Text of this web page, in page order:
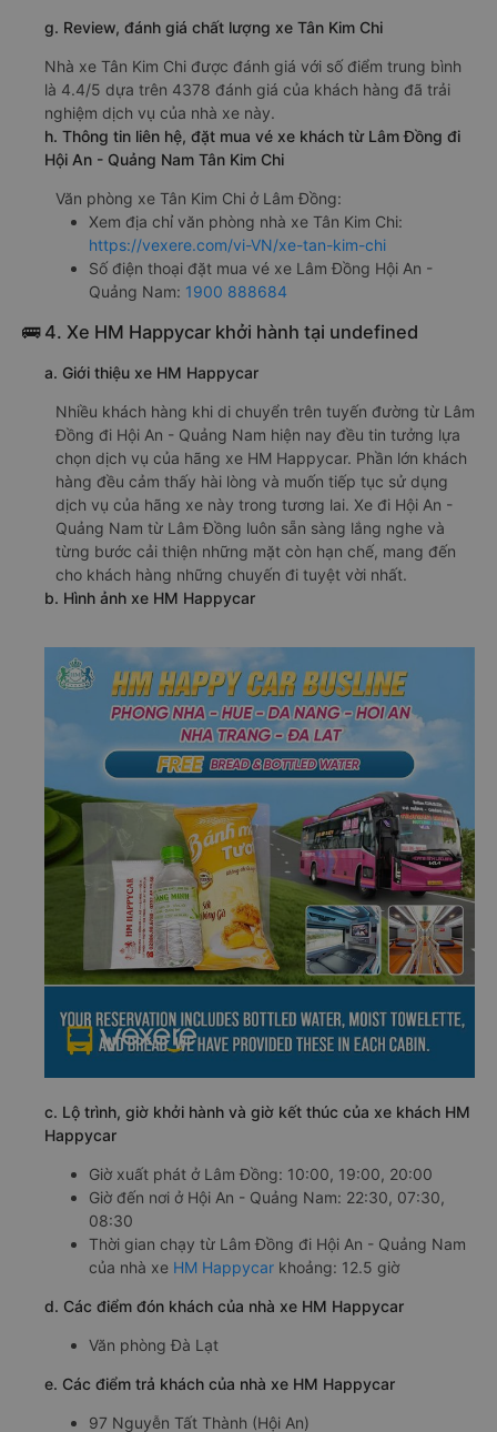
g. Review, đánh giá chất lượng xe Tân Kim Chi
Nhà xe Tân Kim Chi được đánh giá với số điểm trung bình
là 4.4/5 dựa trên 4378 đánh giá của khách hàng đã trải
nghiệm dịch vụ của nhà xe này.
h. Thông tin liên hệ, đặt mua vé xe khách từ Lâm Đồng đi
Hội An - Quảng Nam Tân Kim Chi
Văn phòng xe Tân Kim Chi ở Lâm Đồng:
Xem địa chỉ văn phòng nhà xe Tân Kim Chi:
https://vexere.com/vi-VN/xe-tan-kim-chi
Số điện thoại đặt mua vé xe Lâm Đồng Hội An -
Quảng Nam: 1900 888684
🚌 4. Xe HM Happycar khởi hành tại undefined
a. Giới thiệu xe HM Happycar
Nhiều khách hàng khi di chuyển trên tuyến đường từ Lâm
Đồng đi Hội An - Quảng Nam hiện nay đều tin tưởng lựa
chọn dịch vụ của hãng xe HM Happycar. Phần lớn khách
hàng đều cảm thấy hài lòng và muốn tiếp tục sử dụng
dịch vụ của hãng xe này trong tương lai. Xe đi Hội An -
Quảng Nam từ Lâm Đồng luôn sẵn sàng lắng nghe và
từng bước cải thiện những mặt còn hạn chế, mang đến
cho khách hàng những chuyến đi tuyệt vời nhất.
b. Hình ảnh xe HM Happycar
c. Lộ trình, giờ khởi hành và giờ kết thúc của xe khách HM
Happycar
Giờ xuất phát ở Lâm Đồng: 10:00, 19:00, 20:00
Giờ đến nơi ở Hội An - Quảng Nam: 22:30, 07:30,
08:30
Thời gian chạy từ Lâm Đồng đi Hội An - Quảng Nam
của nhà xe HM Happycar khoảng: 12.5 giờ
d. Các điểm đón khách của nhà xe HM Happycar
Văn phòng Đà Lạt
e. Các điểm trả khách của nhà xe HM Happycar
97 Nguyễn Tất Thành (Hội An)